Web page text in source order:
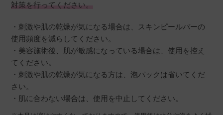
対策を行ってください。
・刺激や肌の乾燥が気になる場合は、スキンピールバーの
使用頻度を減らしてください。
・美容施術後、肌が敏感になっている場合は、使用を控え
てください。
・刺激や肌の乾燥が気になる方は、泡パックは省いてくだ
さい。
・肌に合わない場合は、使用を中止してください。